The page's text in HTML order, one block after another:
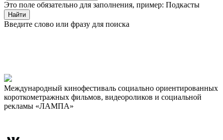
Это поле обязательно для заполнения, пример: Подкасты
Найти
Введите слово или фразу для поиска
Международный кинофестиваль социально ориентированных
короткометражных фильмов, видеороликов и социальной
рекламы «ЛАМПА»